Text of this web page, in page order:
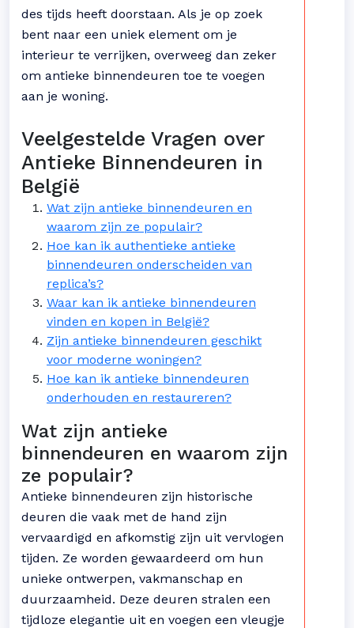
des tijds heeft doorstaan. Als je op zoek
bent naar een uniek element om je
interieur te verrijken, overweeg dan zeker
om antieke binnendeuren toe te voegen
aan je woning.
Veelgestelde Vragen over
Antieke Binnendeuren in
België
Wat zijn antieke binnendeuren en
waarom zijn ze populair?
Hoe kan ik authentieke antieke
binnendeuren onderscheiden van
replica’s?
Waar kan ik antieke binnendeuren
vinden en kopen in België?
Zijn antieke binnendeuren geschikt
voor moderne woningen?
Hoe kan ik antieke binnendeuren
onderhouden en restaureren?
Wat zijn antieke
binnendeuren en waarom zijn
ze populair?
Antieke binnendeuren zijn historische
deuren die vaak met de hand zijn
vervaardigd en afkomstig zijn uit vervlogen
tijden. Ze worden gewaardeerd om hun
unieke ontwerpen, vakmanschap en
duurzaamheid. Deze deuren stralen een
tijdloze elegantie uit en voegen een vleugje